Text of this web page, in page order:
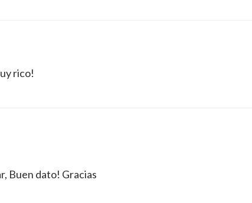
rico!
Buen dato! Gracias